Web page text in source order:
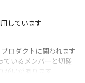
しています
ロダクトに関われます
ているメンバーと切磋
がいがあります